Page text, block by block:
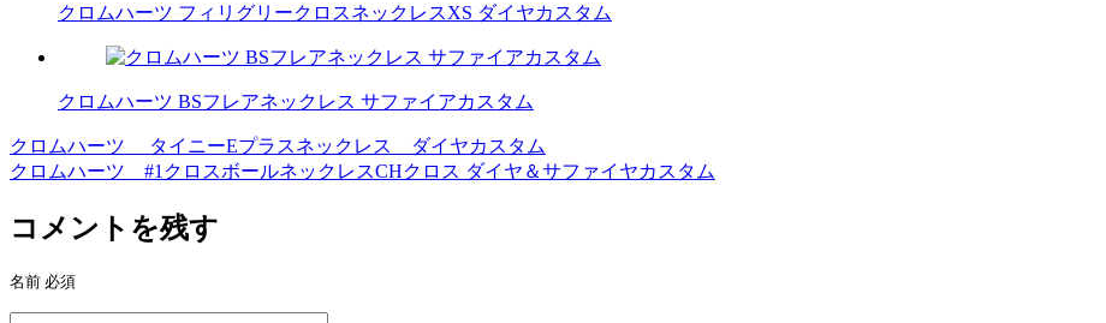
クロムハーツ フィリグリークロスネックレスXS ダイヤカスタム
クロムハーツ BSフレアネックレス サファイアカスタム
投
稿
ナ
ビ
ゲ
クロムハーツ タイニーEプラスネックレス ダイヤカスタム
クロムハーツ #1クロスボールネックレスCHクロス ダイヤ＆サファイヤカスタム
コメントを残す
名前 必須